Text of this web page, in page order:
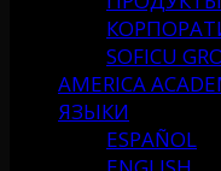
SOFICU
AMERICA
ЯЗЫКИ
ESPAÑOL